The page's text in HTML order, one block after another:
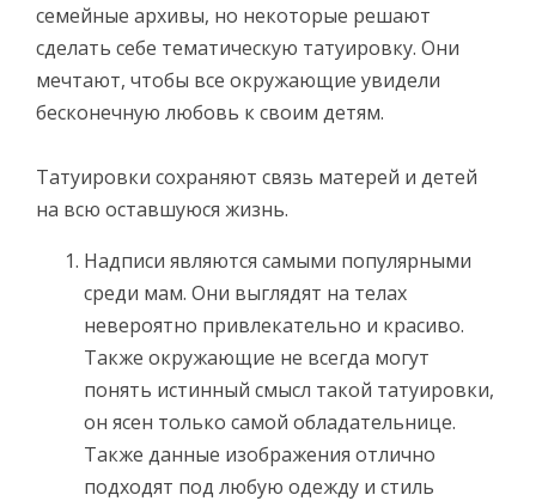
семейные архивы, но некоторые решают
сделать себе тематическую татуировку. Они
мечтают, чтобы все окружающие увидели
бесконечную любовь к своим детям.
Татуировки сохраняют связь матерей и детей
на всю оставшуюся жизнь.
Надписи являются самыми популярными
среди мам. Они выглядят на телах
невероятно привлекательно и красиво.
Также окружающие не всегда могут
понять истинный смысл такой татуировки,
он ясен только самой обладательнице.
Также данные изображения отлично
подходят под любую одежду и стиль